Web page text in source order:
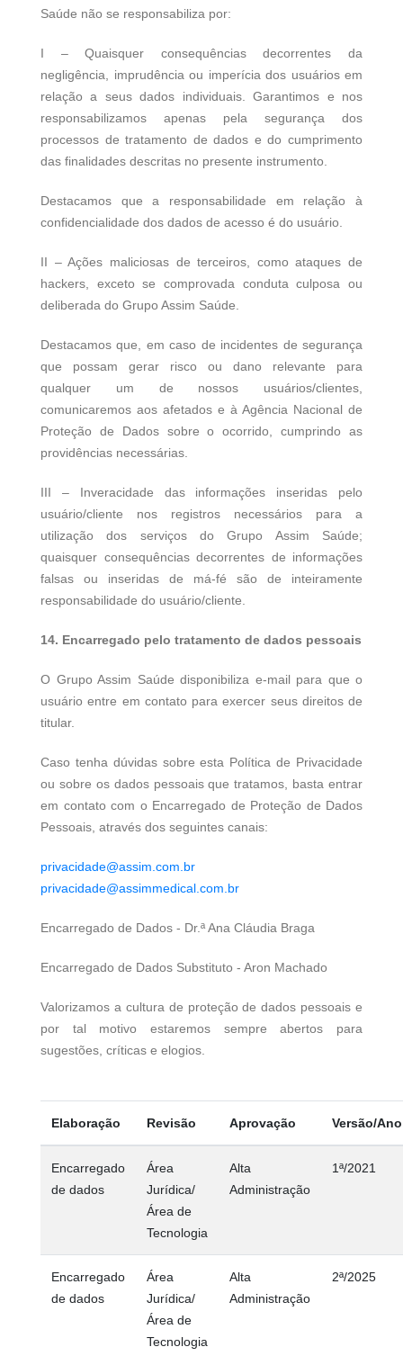
Saúde não se responsabiliza por:
I – Quaisquer consequências decorrentes da
negligência, imprudência ou imperícia dos usuários em
relação a seus dados individuais. Garantimos e nos
responsabilizamos apenas pela segurança dos
processos de tratamento de dados e do cumprimento
das finalidades descritas no presente instrumento.
Destacamos que a responsabilidade em relação à
confidencialidade dos dados de acesso é do usuário.
II – Ações maliciosas de terceiros, como ataques de
hackers, exceto se comprovada conduta culposa ou
deliberada do Grupo Assim Saúde.
Destacamos que, em caso de incidentes de segurança
que possam gerar risco ou dano relevante para
qualquer um de nossos usuários/clientes,
comunicaremos aos afetados e à Agência Nacional de
Proteção de Dados sobre o ocorrido, cumprindo as
providências necessárias.
III – Inveracidade das informações inseridas pelo
usuário/cliente nos registros necessários para a
utilização dos serviços do Grupo Assim Saúde;
quaisquer consequências decorrentes de informações
falsas ou inseridas de má-fé são de inteiramente
responsabilidade do usuário/cliente.
14. Encarregado pelo tratamento de dados pessoais
O Grupo Assim Saúde disponibiliza e-mail para que o
usuário entre em contato para exercer seus direitos de
titular.
Caso tenha dúvidas sobre esta Política de Privacidade
ou sobre os dados pessoais que tratamos, basta entrar
em contato com o Encarregado de Proteção de Dados
Pessoais, através dos seguintes canais:
privacidade@assim.com.br
privacidade@assimmedical.com.br
Encarregado de Dados - Dr.ª Ana Cláudia Braga
Encarregado de Dados Substituto - Aron Machado
Valorizamos a cultura de proteção de dados pessoais e
por tal motivo estaremos sempre abertos para
sugestões, críticas e elogios.
Elaboração Revisão Aprovação Versão/Ano
Encarregado
de dados
Área
Jurídica/
Área de
Tecnologia
Alta
Administração
1ª/2021
Encarregado
de dados
Área
Jurídica/
Área de
Tecnologia
Alta
Administração
2ª/2025